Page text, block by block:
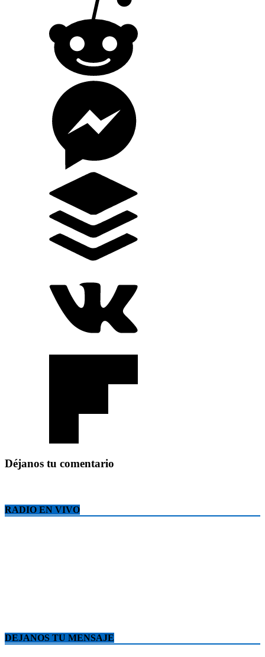
Déjanos tu comentario
RADIO EN VIVO
DEJANOS TU MENSAJE